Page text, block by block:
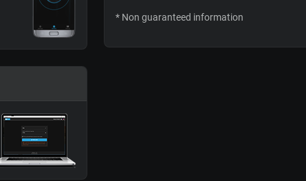
* Non guaranteed information